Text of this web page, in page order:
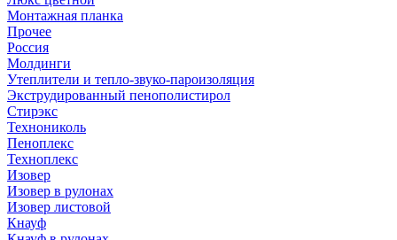
Монтажная планка
Прочее
Россия
Молдинги
Утеплители и тепло-звуко-пароизоляция
Экструдированный пенополистирол
Стирэкс
Технониколь
Пеноплекс
Техноплекс
Изовер
Изовер в рулонах
Изовер листовой
Кнауф